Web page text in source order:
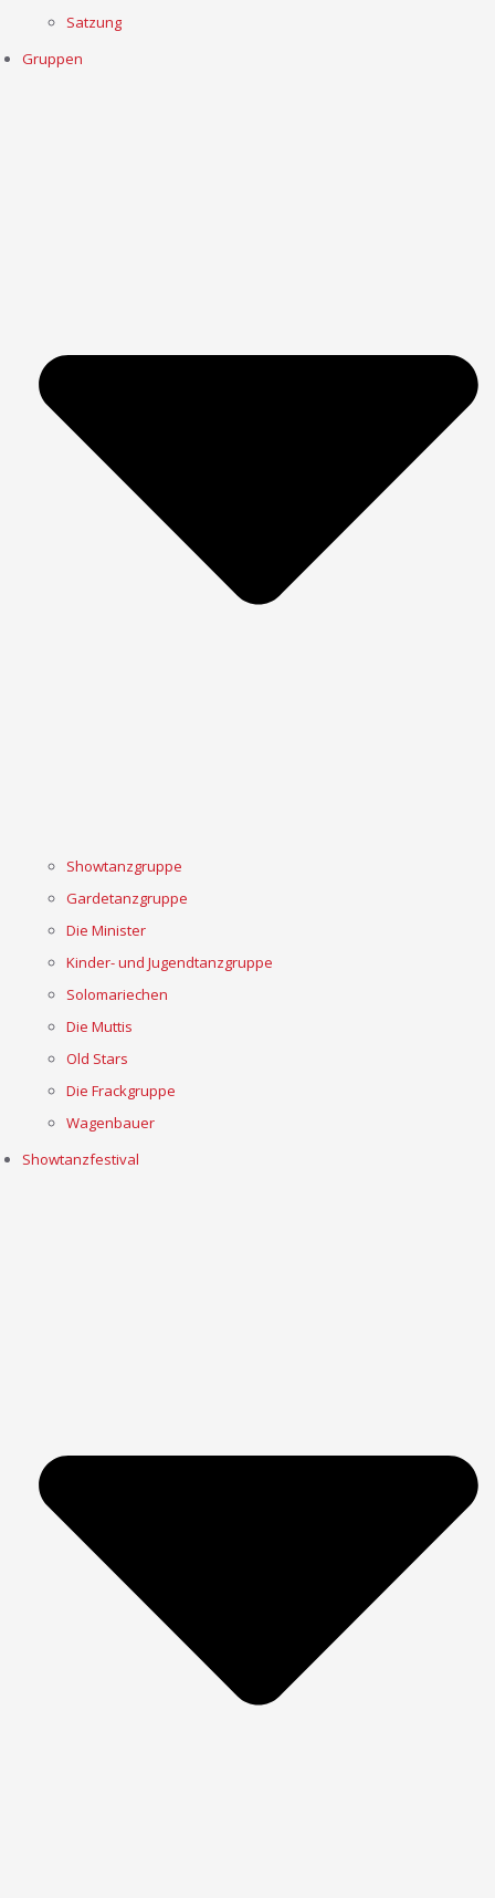
Satzung
Gruppen
Showtanzgruppe
Gardetanzgruppe
Die Minister
Kinder- und Jugendtanzgruppe
Solomariechen
Die Muttis
Old Stars
Die Frackgruppe
Wagenbauer
Showtanzfestival